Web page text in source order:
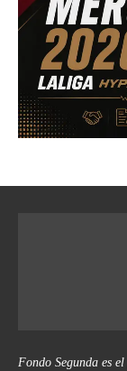
Fondo Segunda es